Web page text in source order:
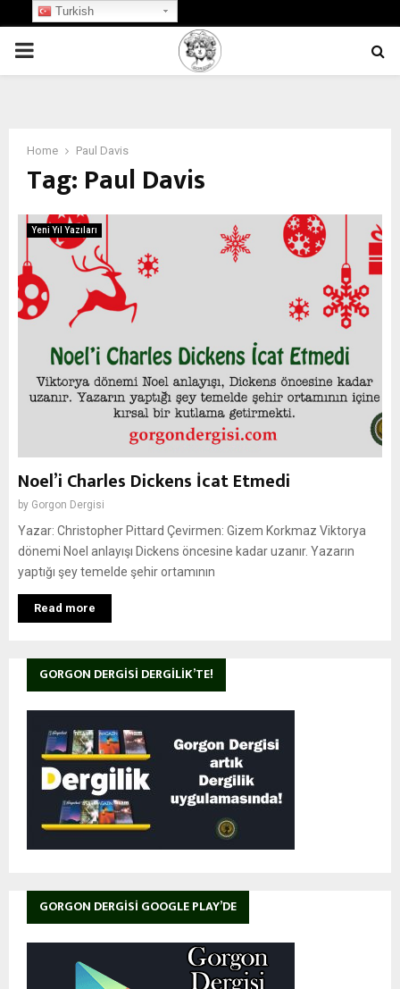
PRIMARY
Home Paul Davis
Tag: Paul Davis
Yeni Yıl Yazıları
Noel’i Charles Dickens İcat Etmedi
by Gorgon Dergisi
Yazar: Christopher Pittard Çevirmen: Gizem Korkmaz Viktorya
dönemi Noel anlayışı Dickens öncesine kadar uzanır. Yazarın
yaptığı şey temelde şehir ortamının
Read more
GORGON DERGISI DERGILIK’TE!
GORGON DERGISI GOOGLE PLAY’DE
Turkish